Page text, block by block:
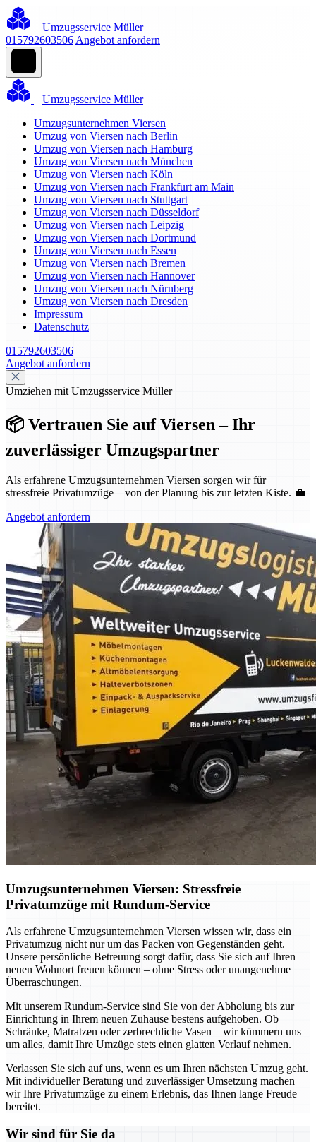
Umzugsservice Müller
015792603506 Angebot anfordern
Umzugsservice Müller
Umzugsunternehmen Viersen
Umzug von Viersen nach Berlin
Umzug von Viersen nach Hamburg
Umzug von Viersen nach München
Umzug von Viersen nach Köln
Umzug von Viersen nach Frankfurt am Main
Umzug von Viersen nach Stuttgart
Umzug von Viersen nach Düsseldorf
Umzug von Viersen nach Leipzig
Umzug von Viersen nach Dortmund
Umzug von Viersen nach Essen
Umzug von Viersen nach Bremen
Umzug von Viersen nach Hannover
Umzug von Viersen nach Nürnberg
Umzug von Viersen nach Dresden
Impressum
Datenschutz
015792603506
Angebot anfordern
Umziehen mit Umzugsservice Müller
📦 Vertrauen Sie auf Viersen – Ihr
zuverlässiger Umzugspartner
Als erfahrene Umzugsunternehmen Viersen sorgen wir für
stressfreie Privatumzüge – von der Planung bis zur letzten Kiste. 💼
Angebot anfordern
Umzugsunternehmen Viersen: Stressfreie
Privatumzüge mit Rundum-Service
Als erfahrene Umzugsunternehmen Viersen wissen wir, dass ein
Privatumzug nicht nur um das Packen von Gegenständen geht.
Unsere persönliche Betreuung sorgt dafür, dass Sie sich auf Ihren
neuen Wohnort freuen können – ohne Stress oder unangenehme
Überraschungen.
Mit unserem Rundum-Service sind Sie von der Abholung bis zur
Einrichtung in Ihrem neuen Zuhause bestens aufgehoben. Ob
Schränke, Matratzen oder zerbrechliche Vasen – wir kümmern uns
um alles, damit Ihre Umzüge stets einen glatten Verlauf nehmen.
Verlassen Sie sich auf uns, wenn es um Ihren nächsten Umzug geht.
Mit individueller Beratung und zuverlässiger Umsetzung machen
wir Ihre Privatumzüge zu einem Erlebnis, das Ihnen lange Freude
bereitet.
Wir sind für Sie da